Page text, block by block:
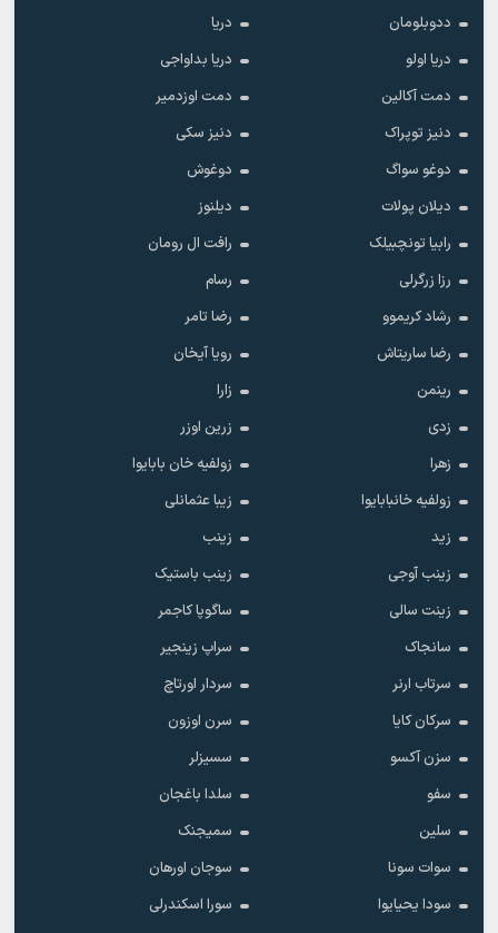
ددوبلومان
دریا
دریا اولو
دریا بداواجی
دمت آکالین
دمت اوزدمیر
دنیز توپراک
دنیز سکی
دوغو سواگ
دوغوش
دیلان پولات
دیلنوز
رابیا تونچبیلک
رافت ال رومان
رزا زرگرلی
رسام
رشاد کریموو
رضا تامر
رضا ساریتاش
رویا آیخان
رینمن
زارا
زدی
زرین اوزر
زهرا
زولفیه خان بابایوا
زولفیه خانبابایوا
زیبا عثمانلی
زید
زینب
زینب آوجی
زینب باستیک
زینت سالی
ساگوپا کاجمر
سانجاک
سراپ زینجیر
سرتاب ارنر
سردار اورتاچ
سرکان کایا
سرن اوزون
سزن آکسو
سسیزلر
سفو
سلدا باغجان
سلین
سمیجنک
سوات سونا
سوجان اورهان
سودا یحیایوا
سورا اسکندرلی